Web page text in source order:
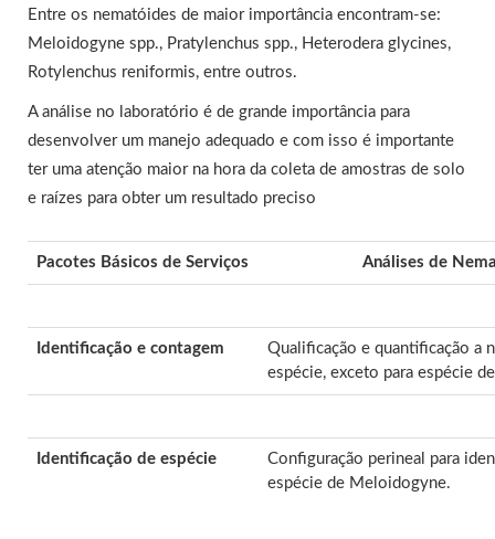
Entre os nematóides de maior importância encontram-se:
Meloidogyne spp., Pratylenchus spp., Heterodera glycines,
Rotylenchus reniformis, entre outros.
A análise no laboratório é de grande importância para
desenvolver um manejo adequado e com isso é importante
ter uma atenção maior na hora da coleta de amostras de solo
e raízes para obter um resultado preciso
Pacotes Básicos de Serviços Análises de
Identificação e contagem
Qualificação e quantificação a
espécie, exceto para espécie
Identificação de espécie
Configuração perineal para
espécie de Meloidogyne.